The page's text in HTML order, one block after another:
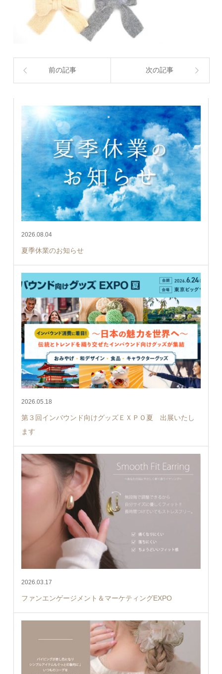
前の記事 次の記事
2026.08.04
夏季休業のお知らせ
2026.05.18
第３回インバウンド向けグッズＥＸＰＯ夏 出展いたし
ます
2026.03.17
ファンエンゲージメント＆マーケティングEXPO